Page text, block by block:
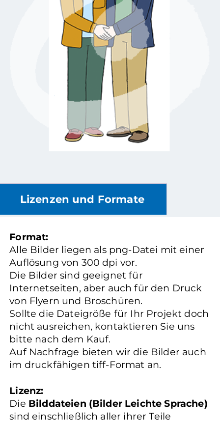
Lizenzen und Formate
Format:
Alle Bilder liegen als png-Datei mit einer
Auflösung von 300 dpi vor.
Die Bilder sind geeignet für
Internetseiten, aber auch für den Druck
von Flyern und Broschüren.
Sollte die Dateigröße für Ihr Projekt doch
nicht ausreichen, kontaktieren Sie uns
bitte nach dem Kauf.
Auf Nachfrage bieten wir die Bilder auch
im druckfähigen tiff-Format an.
Lizenz:
Die Bilddateien (Bilder Leichte Sprache)
sind einschließlich aller ihrer Teile